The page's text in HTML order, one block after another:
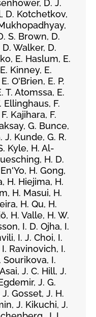
D. J.
D. Kotchetkov,
S. Brown, D.
Walker, D.
E. Haslum, E.
Kinney, E.
O'Brien, E. P.
T. Atomssa, E.
Ellinghaus, F.
Kajihara, F.
G. Bunce,
J. Kunde, G. R.
Kyle, H. Al-
H. D.
H. Gong,
H. Hiejima, H.
H. Masui, H.
H. Qu, H.
H. Valle, H. W.
I. D. Ojha, I.
I. J. Choi, I.
Ravinovich, I.
Sourikova, I.
J. C. Hill, J.
J. G.
Gosset, J. H.
J. Kikuchi, J.